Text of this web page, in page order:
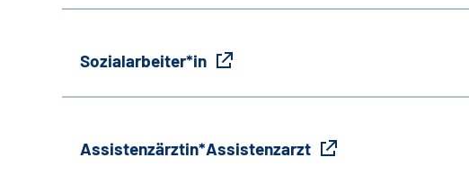
Sozialarbeiter*in
Assistenzärztin*Assistenzarzt